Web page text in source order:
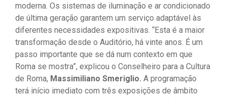
moderna. Os sistemas de iluminação e ar condicionado
de última geração garantem um serviço adaptável às
diferentes necessidades expositivas. “Esta é a maior
transformação desde o Auditório, há vinte anos. É um
passo importante que se dá num contexto em que
Roma se mostra”, explicou o Conselheiro para a Cultura
de Roma, Massimiliano Smeriglio. A programação
terá início imediato com três exposições de âmbito